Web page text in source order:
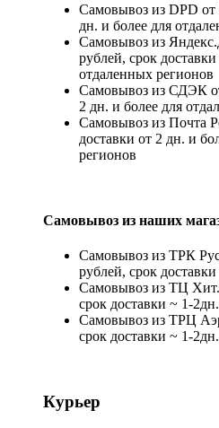
Самовывоз из DPD от
дн. и более для
Самовывоз из
рублей, срок
отдаленных регионов
Самовывоз из СДЭК
2 дн. и более для
Самовывоз из Почта
доставки от 2 дн. и
регионов
Самовывоз из наших
Самовывоз из ТРК
рублей, срок
Самовывоз из ТЦ
срок доставки ~ 1-2дн.
Самовывоз из ТРЦ
срок доставки ~ 1-2дн.
Курьер